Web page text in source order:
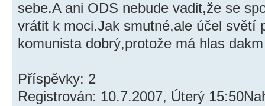
sebe.A ani ODS nebude vadit,že se
vrátit k moci.Jak smutné,ale účel světí
komunista dobrý,protože má hlas dakm
Příspěvky: 2
Registrován: 10.7.2007, Úterý